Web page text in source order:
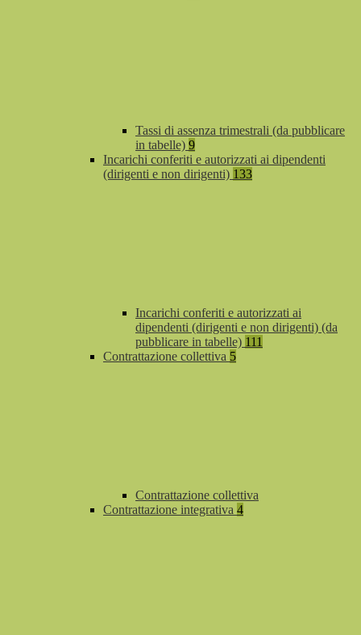
Tassi di assenza trimestrali (da pubblicare
in tabelle) 9
Incarichi conferiti e autorizzati ai dipendenti
(dirigenti e non dirigenti) 133
Incarichi conferiti e autorizzati ai
dipendenti (dirigenti e non dirigenti) (da
pubblicare in tabelle) 111
Contrattazione collettiva 5
Contrattazione collettiva
Contrattazione integrativa 4